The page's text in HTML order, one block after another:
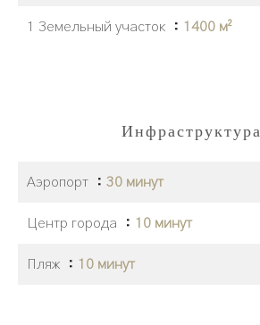
1 Земельный участок 1400 м²
Инфраструктура
Аэропорт 30 минут
Центр города 10 минут
Пляж 10 минут